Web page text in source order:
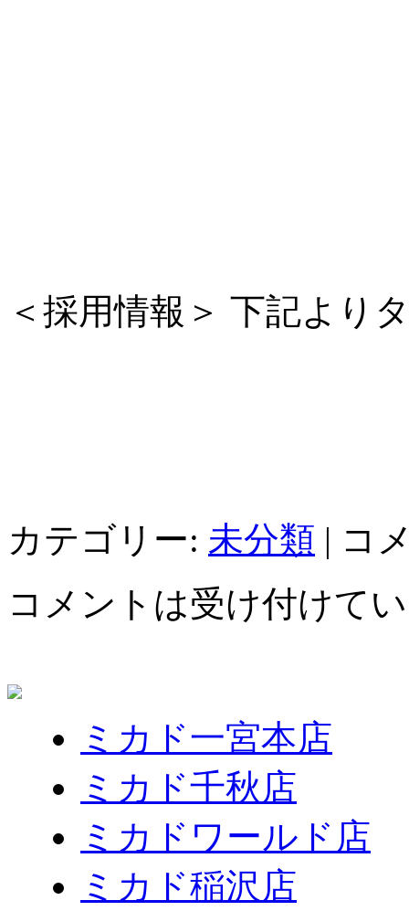
＜採用情報＞ 下記より
カテゴリー: 未分類 | コ
コメントは受け付けて
ミカド一宮本店
ミカド千秋店
ミカドワールド店
ミカド稲沢店